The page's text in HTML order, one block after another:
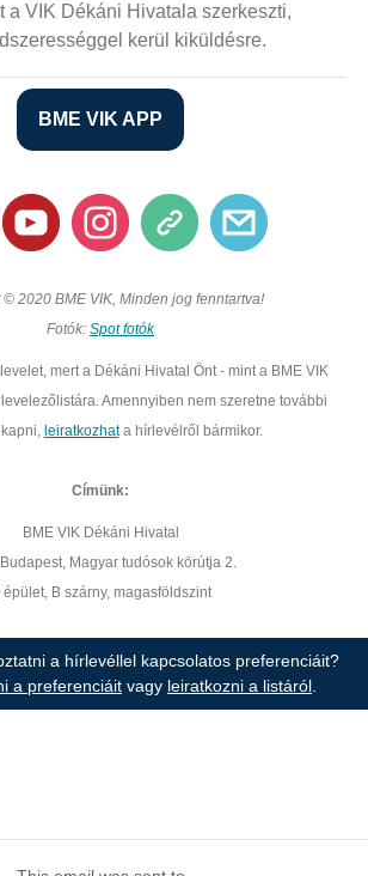
a VIK Dékáni Hivatala szerkeszti,
kerül kiküldésre.
BME VIK APP
2020 BME VIK, Minden jog fenntartva!
Fotók: Spot fotók
mert a Dékáni Hivatal Önt - mint a BME VIK
Amennyiben nem szeretne további
leiratkozhata hírlevélről bármikor.
Címünk:
BME VIK Dékáni Hivatal
Budapest, Magyar tudósok körútja 2.
épület, B szárny, magasföldszint
a hírlevéllel kapcsolatos preferenciáit?
a preferenciáit vagy leiratkozni a listáról